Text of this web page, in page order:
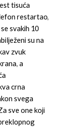
tisuća
restartao,
svakih 10
su na
zvuk
a
crna
svega
sve one koji